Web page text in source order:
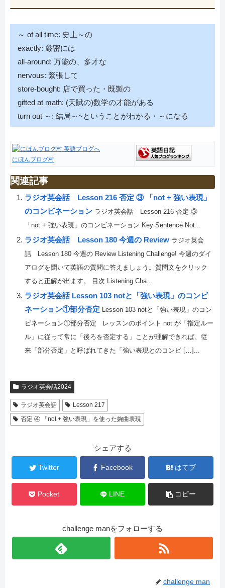
～ of all time: 史上～の
exactly: 厳密には
all-around: 万能の、多才な
nervous: 緊張して
store-bought: 店で買った・既製の
gifted at math: (天賦の)数学の才能がある
turn out ～: 結局～~ということがわかる・～になる
にほんブログ村
関連記事
ラジオ英会話 Lesson 216 否定 ③ 「not + 強い表現」
のコンビネーション ラジオ英会話 Lesson 216 否定 ③
「not + 強い表現」のコンビネーション Key Sentence Not...
ラジオ英会話 Lesson 180 今週の Review ラジオ英会
話 Lesson 180 今週の Review Listening Challenge! 今週のダイ
アログを聞いて英語の質問に答えましょう。質問文をクリック
すると正解が出ます。 目次 Listening Cha...
ラジオ英会話 Lesson 103 notと「強い表現」のコンビ
ネーション①部分否定 Lesson 103 notと「強い表現」のコン
ビネーション①部分否定 レッスンのポイント not が「指定ルー
ル」に従って常に「後ろを否定する」ことが理解できれば、従
来「部分否定」と呼ばれてきた「強い表現とのコンビ […]...
ラジオ英会話2024
ラジオ英会話
Lesson 217
否定 ④ 「not + 強い表現」を使った婉曲表現
シェアする
Twitter Facebook はてブ
Pocket LINE コピー
challenge manをフォローする
challenge man